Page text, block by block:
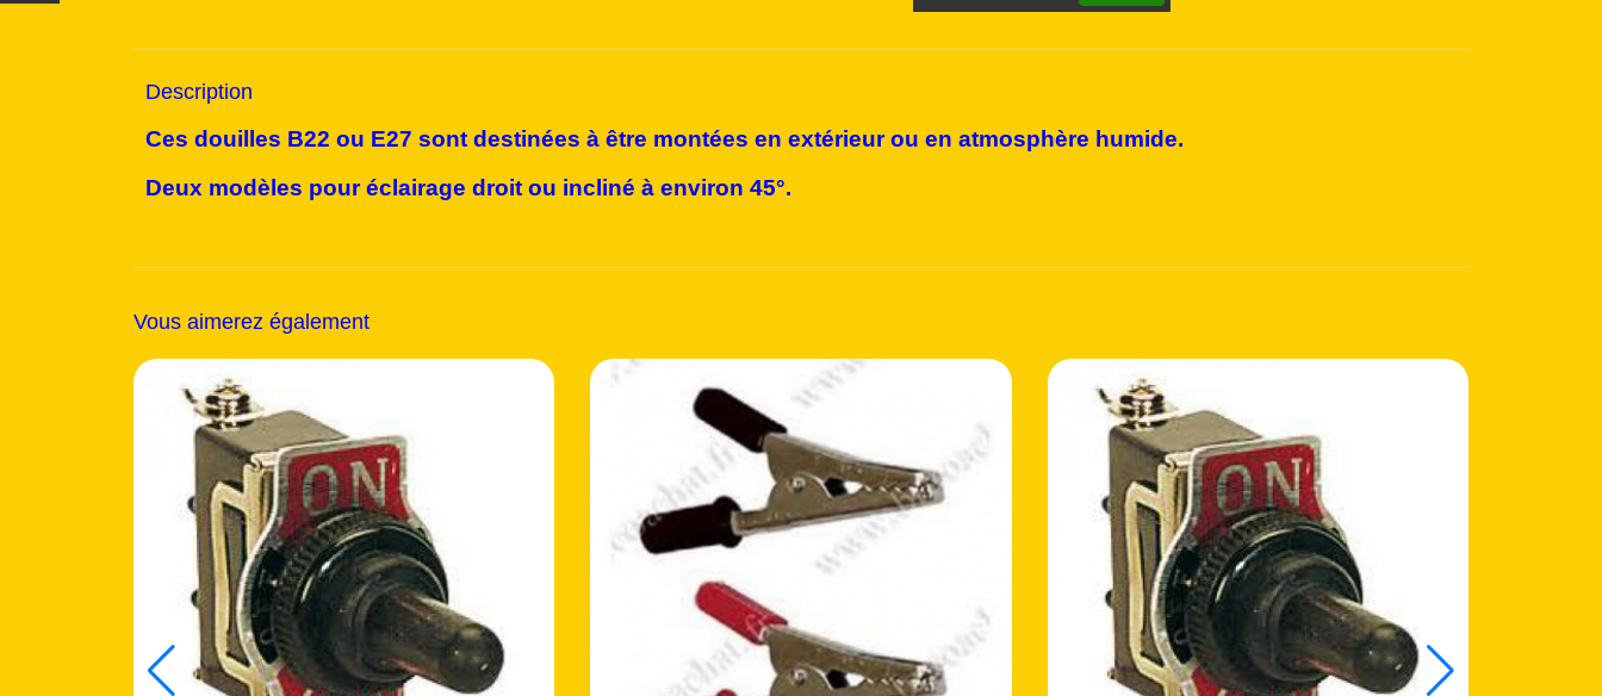
Description
Ces douilles B22 ou E27 sont destinées à être montées en extérieur ou en atmosphère humide.
Deux modèles pour éclairage droit ou incliné à environ 45°.
Vous aimerez également